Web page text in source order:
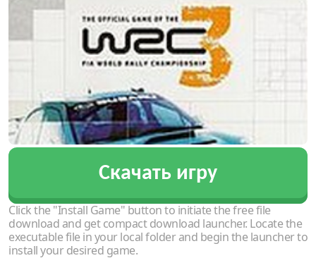
Скачать игру
Click the "Install Game" button to initiate the free file
download and get compact download launcher. Locate the
executable file in your local folder and begin the launcher to
install your desired game.